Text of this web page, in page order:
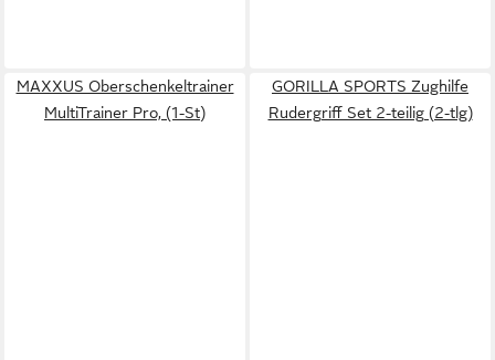
MAXXUS Oberschenkeltrainer
MultiTrainer Pro, (1-St)
GORILLA SPORTS Zughilfe
Rudergriff Set 2-teilig (2-tlg)